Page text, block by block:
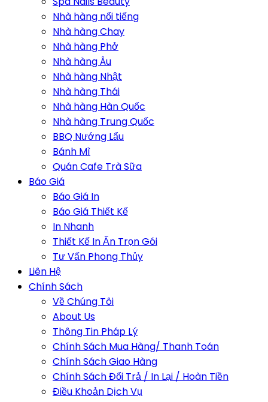
Nhà hàng nổi tiếng
Nhà hàng Chay
Nhà hàng Phở
Nhà hàng Âu
Nhà hàng Nhật
Nhà hàng Thái
Nhà hàng Hàn Quốc
Nhà hàng Trung Quốc
BBQ Nướng Lẩu
Bánh Mì
Quán Cafe Trà Sữa
Báo Giá
Báo Giá In
Báo Giá Thiết Kế
In Nhanh
Thiết Kế In Ấn Trọn Gói
Tư Vấn Phong Thủy
Liên Hệ
Chính Sách
Về Chúng Tôi
About Us
Thông Tin Pháp Lý
Chính Sách Mua Hàng/ Thanh Toán
Chính Sách Giao Hàng
Chính Sách Đổi Trả / In Lại / Hoàn Tiền
Điều Khoản Dịch Vụ